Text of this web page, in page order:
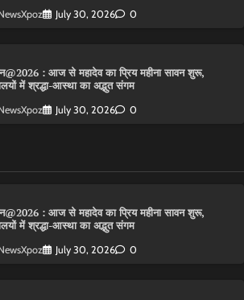
July 30, 2026 0
: आज से महादेव का प्रिय महीना सावन शुरू,
में श्रद्धा-आस्था का अद्भुत संगम
July 30, 2026 0
: आज से महादेव का प्रिय महीना सावन शुरू,
में श्रद्धा-आस्था का अद्भुत संगम
July 30, 2026 0